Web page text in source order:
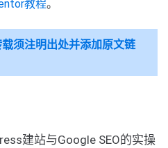
教程。
须注明出处并添加原文链
建站与Google SEO的实操